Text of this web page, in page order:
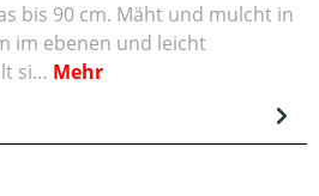
bis 90 cm. Mäht und mulcht in
im ebenen und leicht
si… Mehr